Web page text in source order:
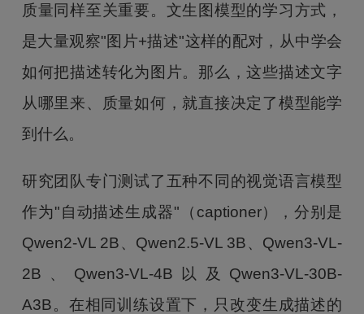
质量同样至关重要。文生图模型的学习方式，
是大量观察"图片+描述"这样的配对，从中学会
如何把描述转化为图片。那么，这些描述文字
从哪里来、质量如何，就直接决定了模型能学
到什么。
研究团队专门测试了五种不同的视觉语言模型
作为"自动描述生成器"（captioner），分别是
Qwen2-VL 2B、Qwen2.5-VL 3B、Qwen3-VL-
2B、Qwen3-VL-4B以及Qwen3-VL-30B-
A3B。在相同训练设置下，只改变生成描述的